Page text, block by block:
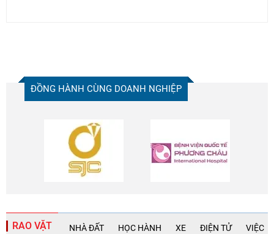
ĐỒNG HÀNH CÙNG DOANH NGHIỆP
RAO VẶT NHÀ ĐẤT HỌC HÀNH XE ĐIỆN TỬ VIỆC